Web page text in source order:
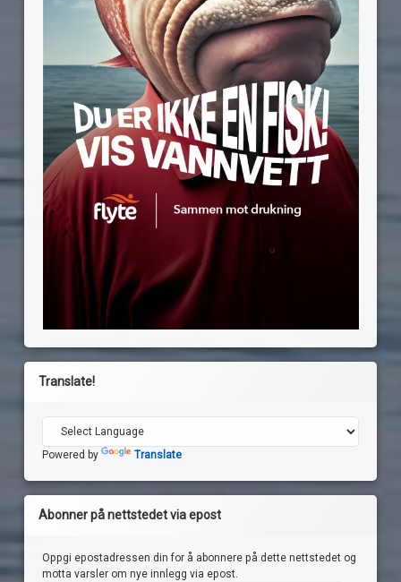
Translate!
Powered by Translate
Abonner på nettstedet via epost
Oppgi epostadressen din for å abonnere på dette nettstedet og
motta varsler om nye innlegg via epost.